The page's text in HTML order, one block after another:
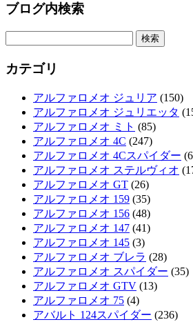
ブログ内検索
カテゴリ
アルファロメオ ジュリア (150)
アルファロメオ ジュリエッタ
アルファロメオ ミト (85)
アルファロメオ 4C (247)
アルファロメオ 4Cスパイダー
アルファロメオ ステルヴィオ
アルファロメオ GT (26)
アルファロメオ 159 (35)
アルファロメオ 156 (48)
アルファロメオ 147 (41)
アルファロメオ 145 (3)
アルファロメオ ブレラ (28)
アルファロメオ スパイダー (35)
アルファロメオ GTV (13)
アルファロメオ 75 (4)
アバルト 124スパイダー (236)